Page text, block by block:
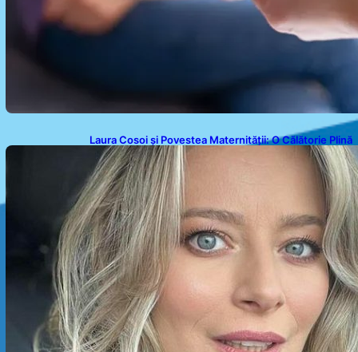
Laura Cosoi și Povestea Maternității: O Călătorie Plină
de Dragoste și Provocări